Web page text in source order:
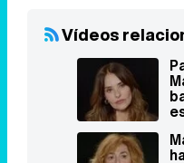
Vídeos